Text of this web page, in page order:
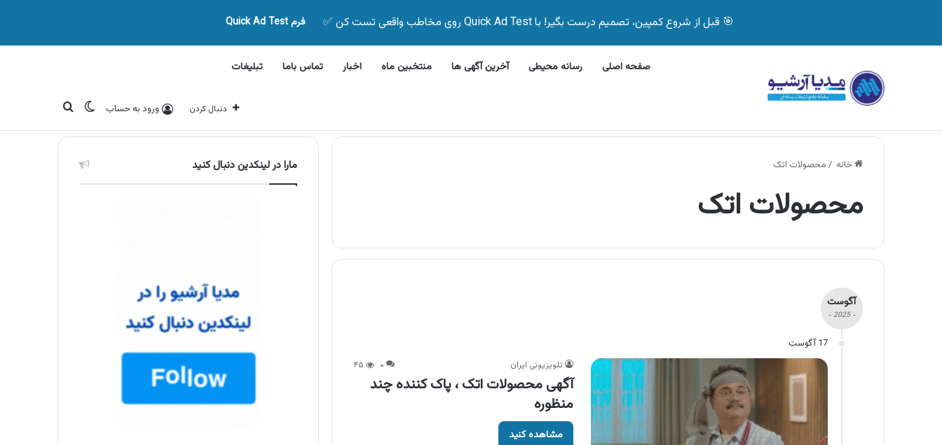
🎯 قبل از شروع کمپین، تصمیم درست بگیر! با Quick Ad Test روی مخاطب واقعی تست کن ✅ فرم Quick Ad Test
صفحه اصلی رسانه محیطی آخرین آگهی ها منتخبین ماه اخبار تماس باما تبلیغات
دنبال کردن ورود به حساب تغییر پوسته
جستجو برای شنبه, 8 آگوست 2026 آگهی های تازه
خانه / محصولات اتک
محصولات اتک
آگوست
- 2025 -
17 آگوست
تلویزیونی ایران ۰ ۴۵
آگهی محصولات اتک ، پاک کننده چند
منظوره
مشاهده کنید
مارا در لینکدین دنبال کنید